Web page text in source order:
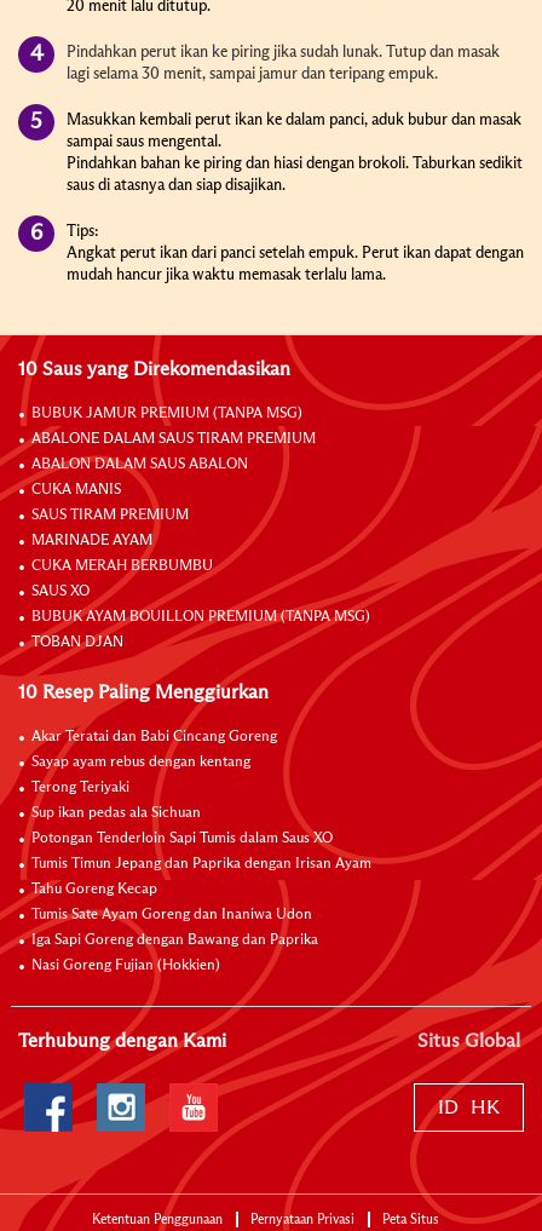
20 menit lalu ditutup.
Pindahkan perut ikan ke piring jika sudah lunak. Tutup dan masak
lagi selama 30 menit, sampai jamur dan teripang empuk.
Masukkan kembali perut ikan ke dalam panci, aduk bubur dan masak
sampai saus mengental.
Pindahkan bahan ke piring dan hiasi dengan brokoli. Taburkan sedikit
saus di atasnya dan siap disajikan.
Tips:
Angkat perut ikan dari panci setelah empuk. Perut ikan dapat dengan
mudah hancur jika waktu memasak terlalu lama.
10 Saus yang Direkomendasikan
BUBUK JAMUR PREMIUM (TANPA MSG)
ABALONE DALAM SAUS TIRAM PREMIUM
ABALON DALAM SAUS ABALON
CUKA MANIS
SAUS TIRAM PREMIUM
MARINADE AYAM
CUKA MERAH BERBUMBU
SAUS XO
BUBUK AYAM BOUILLON PREMIUM (TANPA MSG)
TOBAN DJAN
10 Resep Paling Menggiurkan
Akar Teratai dan Babi Cincang Goreng
Sayap ayam rebus dengan kentang
Terong Teriyaki
Sup ikan pedas ala Sichuan
Potongan Tenderloin Sapi Tumis dalam Saus XO
Tumis Timun Jepang dan Paprika dengan Irisan Ayam
Tahu Goreng Kecap
Tumis Sate Ayam Goreng dan Inaniwa Udon
Iga Sapi Goreng dengan Bawang dan Paprika
Nasi Goreng Fujian (Hokkien)
Terhubung dengan Kami Situs Global
ID HK
Ketentuan Penggunaan Pernyataan Privasi Peta Situs